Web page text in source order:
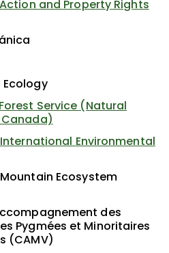
and Property Rights
Service (Natural
Canada)
Environmental
Ecosystem
des
Pygmées et Minoritaires
(CAMV)